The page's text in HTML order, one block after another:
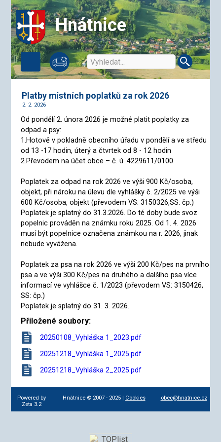
Hnátnice
Platby místních poplatků za rok 2026
2. 2. 2026
Od pondělí 2. února 2026 je možné platit poplatky za
odpad a psy:
1.Hotově v pokladně obecního úřadu v pondělí a ve středu
od 13 -17 hodin, úterý a čtvrtek od 8 - 12 hodin
2.Převodem na účet obce – č. ú. 4229611/0100.
Poplatek za odpad na rok 2026 ve výši 900 Kč/osoba,
objekt, při nároku na úlevu dle vyhlášky č. 2/2025 ve výši
600 Kč/osoba, objekt (převodem VS: 3150326,SS: čp.)
Poplatek je splatný do 31.3.2026. Do té doby bude svoz
popelnic prováděn na známku roku 2025. Od 1. 4. 2026
musí být popelnice označena známkou na r. 2026, jinak
nebude vyvážena.
Poplatek za psa na rok 2026 ve výši 200 Kč/pes na prvního
psa a ve výši 300 Kč/pes na druhého a dalšího psa více
informací ve vyhlášce č. 1/2023 (převodem VS: 3150426,
SS: čp.)
Poplatek je splatný do 31. 3. 2026.
Přiložené soubory:
20250108_Vyhláška 1_2023.pdf
20251218_Vyhláška 1_2025.pdf
20251218_Vyhláška 2_2025.pdf
Powered by
Zeta 3.2
Hnátnice © 2007 - 2025 | Cookies obec@hnatnice.cz